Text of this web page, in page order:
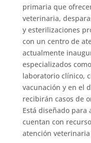
primaria que
veterinaria,
y esterilizaciones
con un centro de
actualmente
especializados
laboratorio clínico,
vacunación y en el
recibirán casos de
Está diseñado
cuentan con
atención